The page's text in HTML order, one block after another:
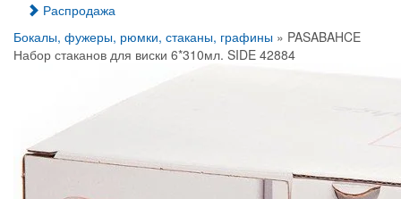
Распродажа
Бокалы, фужеры, рюмки, стаканы, графины » PASABAHCE
Набор стаканов для виски 6*310мл. SIDE 42884